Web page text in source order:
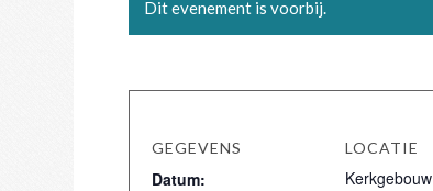
Dit evenement is voorbij.
GEGEVENS
Datum:
LOCATIE
Kerkgebouw